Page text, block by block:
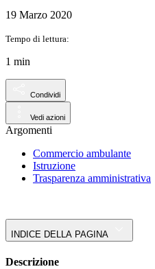
19 Marzo 2020
Tempo di lettura:
1 min
Condividi
Vedi azioni
Argomenti
Commercio ambulante
Istruzione
Trasparenza amministrativa
INDICE DELLA PAGINA
Descrizione